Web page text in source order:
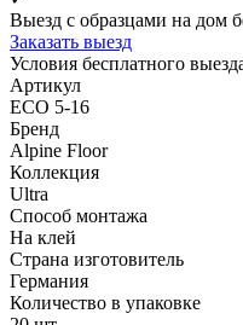
Выезд с образцами на дом
Заказать выезд
Условия бесплатного
Артикул
ECO 5-16
Бренд
Alpine Floor
Коллекция
Ultra
Способ монтажа
На клей
Страна изготовитель
Германия
Количество в упаковке